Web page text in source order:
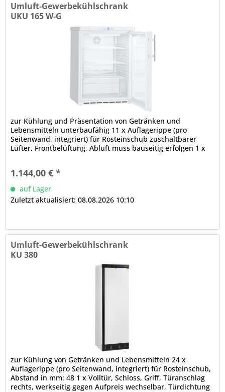
Umluft-Gewerbekühlschrank
UKU 165 W-G
zur Kühlung und Präsentation von Getränken und
Lebensmitteln unterbaufähig 11 x Auflagerippe (pro
Seitenwand, integriert) für Rosteinschub zuschaltbarer
Lüfter, Frontbelüftung, Abluft muss bauseitig erfolgen 1 x
1.144,00 € *
auf Lager
Zuletzt aktualisiert: 08.08.2026 10:10
Umluft-Gewerbekühlschrank
KU 380
zur Kühlung von Getränken und Lebensmitteln 24 x
Auflagerippe (pro Seitenwand, integriert) für Rosteinschub,
Abstand in mm: 48 1 x Volltür, Schloss, Griff, Türanschlag
rechts, werkseitig gegen Aufpreis wechselbar, Türdichtung